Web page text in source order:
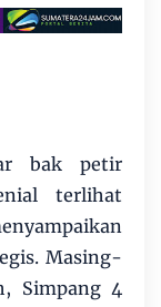
bak petir
terlihat
Masing-
Simpang 4